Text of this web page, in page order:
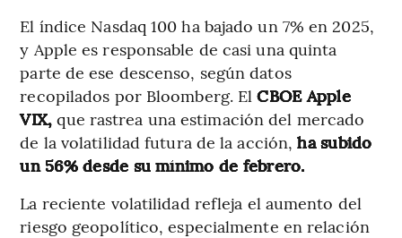
El índice Nasdaq 100 ha bajado un 7% en 2025,
y Apple es responsable de casi una quinta
parte de ese descenso, según datos
recopilados por Bloomberg. ElCBOE Apple
VIX, que rastrea una estimación del mercado
de la volatilidad futura de la acción, ha subido
un 56% desde su mínimo de febrero.
La reciente volatilidad refleja el aumento del
riesgo geopolítico, especialmente en relación